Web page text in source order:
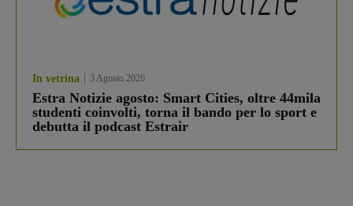
In vetrina 3 Agosto 2026
Estra Notizie agosto: Smart Cities, oltre 44mila
studenti coinvolti, torna il bando per lo sport e
debutta il podcast Estrair